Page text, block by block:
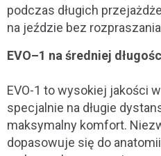
podczas długich
na jeździe bez
EVO–1 na średniej
EVO-1 to wysokiej jakości
specjalnie na długie
maksymalny komfort.
dopasowuje się do